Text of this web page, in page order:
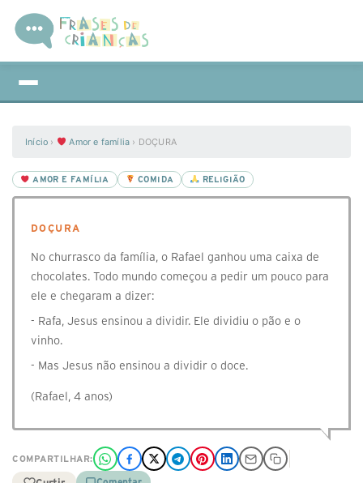
Início › Amor e família › DOÇURA
AMOR E FAMÍLIA COMIDA RELIGIÃO
DOÇURA
No churrasco da família, o Rafael ganhou uma caixa de
chocolates. Todo mundo começou a pedir um pouco para
ele e chegaram a dizer:
- Rafa, Jesus ensinou a dividir. Ele dividiu o pão e o
vinho.
- Mas Jesus não ensinou a dividir o doce.
(Rafael, 4 anos)
COMPARTILHAR: